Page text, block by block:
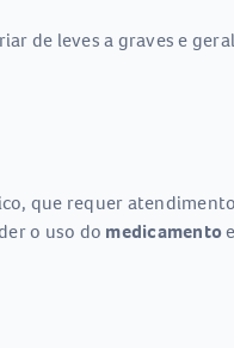
de leves a graves e
que requer
o uso do medicamento